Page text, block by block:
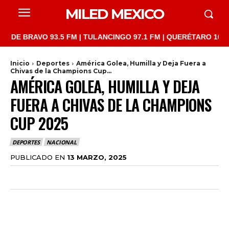
MILED MEXICO
93.5 FM | TULANCINGO 97.1 FM | QUERÉTARO 103.1
Inicio Deportes
América Golea, Humilla y Deja Fuera a
Chivas de la Champions Cup...
AMÉRICA GOLEA, HUMILLA Y DEJA
FUERA A CHIVAS DE LA CHAMPIONS
CUP 2025
DEPORTES NACIONAL
PUBLICADO EN 13 MARZO, 2025